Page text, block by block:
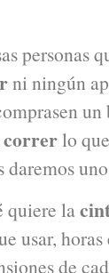
personas
ni ningún
correrlo
quiere la
usar,
de